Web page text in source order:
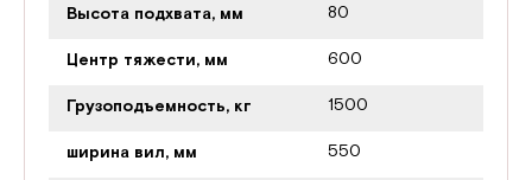
Высота подхвата, мм 80
Центр тяжести, мм 600
Грузоподъемность, кг 1500
ширина вил, мм 550